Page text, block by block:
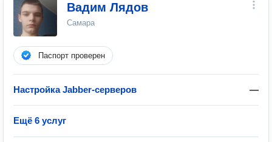
Вадим Лядов
Самара
Паспорт проверен
Настройка Jabber-серверов —
Ещё 6 услуг